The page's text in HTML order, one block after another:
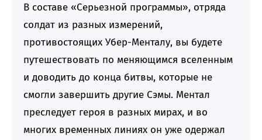
В составе «Серьезной программы», отряда
солдат из разных измерений,
противостоящих Убер-Менталу, вы будете
путешествовать по меняющимся вселенным
и доводить до конца битвы, которые не
смогли завершить другие Сэмы. Ментал
преследует героя в разных мирах, и во
многих временных линиях он уже одержал